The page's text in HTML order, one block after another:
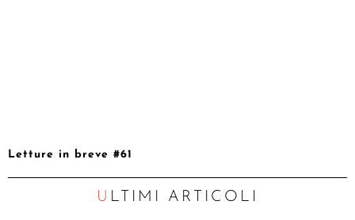
Letture in breve #61
ULTIMI ARTICOLI